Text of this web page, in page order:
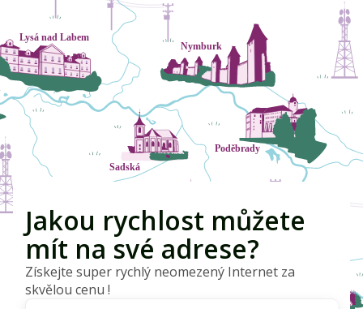
Jakou rychlost můžete
mít na své adrese?
Získejte super rychlý neomezený Internet za
skvělou cenu !